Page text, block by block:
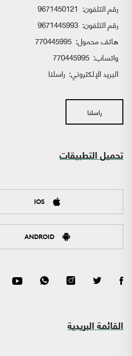
رقم التلفون: 9671450121
رقم التلفون: 9671445993
هاتف محمول: 770445995
واتساب:
البريد الإلكتروني: راسلنا
راسلنا
تحميل التطبيقات
IOS
ANDROID
القائمة البريدية